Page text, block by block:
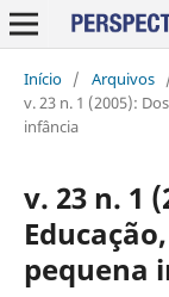
Início / Arquivos
v. 23 n. 1 (2005):
infância
v. 23 n. 1
pequena